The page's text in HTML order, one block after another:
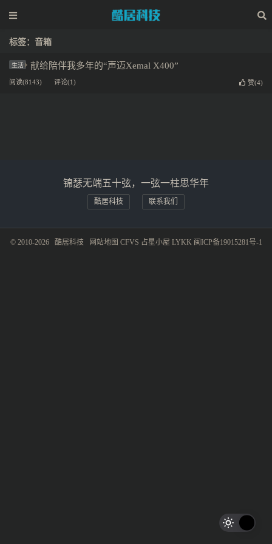
标签：音箱
生活 献给陪伴我多年的“声迈Xemal X400”
阅读(8143) 评论(1) 赞(4)
锦瑟无端五十弦，一弦一柱思华年
酷居科技 联系我们
© 2010-2026 酷居科技 网站地图 CFVS 占星小屋 LYKK 闽ICP备19015281号-1